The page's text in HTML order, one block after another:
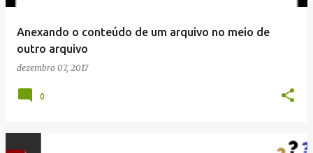
Anexando o conteúdo de um arquivo no meio de
outro arquivo
dezembro 07, 2017
0